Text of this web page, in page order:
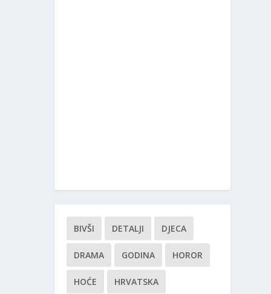
BIVŠI DETALJI DJECA
DRAMA GODINA HOROR
HOĆE HRVATSKA